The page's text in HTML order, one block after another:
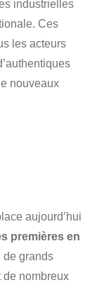
industrielles
Ces
les acteurs
nouveaux
aujourd’hui
premières en
de grands
de nombreux